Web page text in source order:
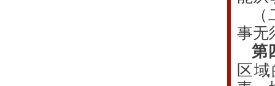
事无
第
区